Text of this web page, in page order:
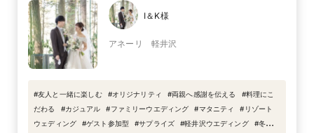
I＆K様
アネーリ 軽井沢
#友人と一緒に楽しむ #オリジナリティ #両親へ感謝を伝える #料理にこ
だわる
#カジュアル #ファミリーウエディング #マタニティ # リゾート
ウェディング
#ゲスト参加型 #サプライズ #軽井沢ウエディング #冬婚